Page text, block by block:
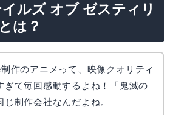
ルズ オブ ゼスティリ
は？
作のアニメって、映像クオリティ
ぎて毎回感動するよね！「鬼滅の
じ制作会社なんだよね。